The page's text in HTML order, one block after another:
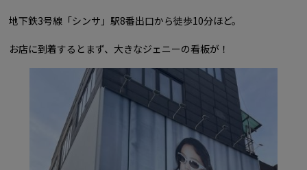
地下鉄3号線「シンサ」駅8番出口から徒歩10分ほど。
お店に到着するとまず、大きなジェニーの看板が！